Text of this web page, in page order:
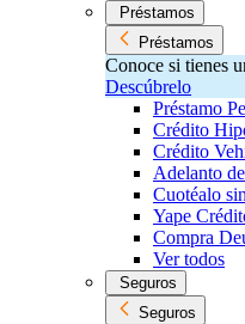
Préstamos
Préstamos
Conoce si tienes
Descúbrelo
Préstamo
Crédito
Crédito
Adelanto
Cuotéalo
Yape
Compra
Ver todos
Seguros
Seguros